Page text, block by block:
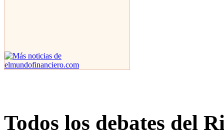
Todos los debates del